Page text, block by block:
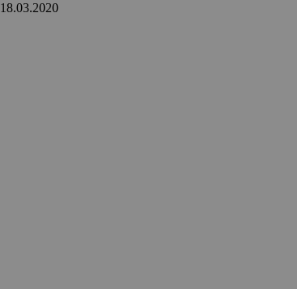
18.03.2020